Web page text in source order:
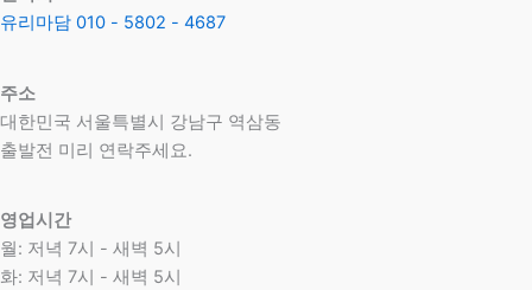
유리마담 010 - 5802 - 4687
주소
대한민국 서울특별시 강남구 역삼동
​출발전 미리 연락주세요.
영업시간
월: 저녁 7시 - 새벽 5시
화: 저녁 7시 - 새벽 5시